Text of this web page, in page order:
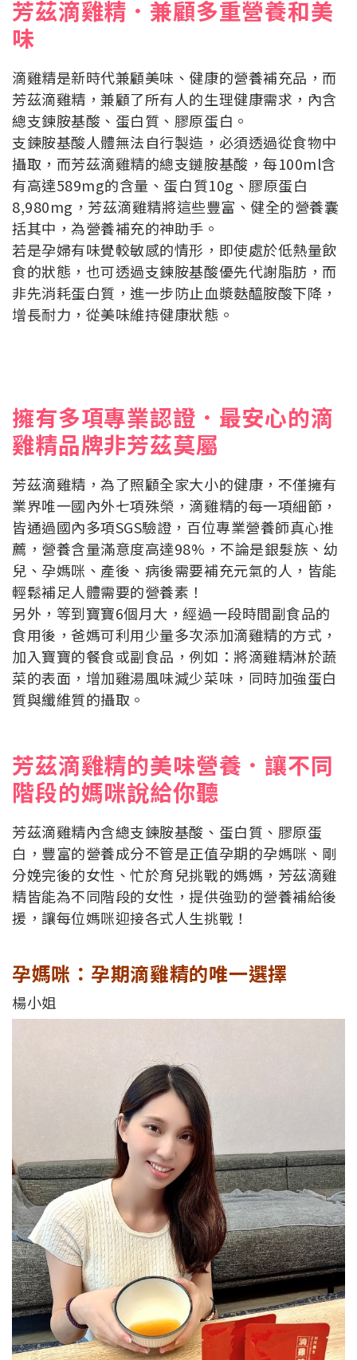
芳茲滴雞精．兼顧多重營養和美
味
滴雞精是新時代兼顧美味、健康的營養補充品，而
芳茲滴雞精，兼顧了所有人的生理健康需求，內含
總支鍊胺基酸、蛋白質、膠原蛋白。
支鍊胺基酸人體無法自行製造，必須透過從食物中
攝取，而芳茲滴雞精的總支鏈胺基酸，每100ml含
有高達589mg的含量、蛋白質10g、膠原蛋白
8,980mg，芳茲滴雞精將這些豐富、健全的營養囊
括其中，為營養補充的神助手。
若是孕婦有味覺較敏感的情形，即使處於低熱量飲
食的狀態，也可透過支鍊胺基酸優先代謝脂肪，而
非先消耗蛋白質，進一步防止血漿麩醯胺酸下降，
增長耐力，從美味維持健康狀態。
擁有多項專業認證．最安心的滴
雞精品牌非芳茲莫屬
芳茲滴雞精，為了照顧全家大小的健康，不僅擁有
業界唯一國內外七項殊榮，滴雞精的每一項細節，
皆通過國內多項SGS驗證，百位專業營養師真心推
薦，營養含量滿意度高達98%，不論是銀髮族、幼
兒、孕媽咪、產後、病後需要補充元氣的人，皆能
輕鬆補足人體需要的營養素！
另外，等到寶寶6個月大，經過一段時間副食品的
食用後，爸媽可利用少量多次添加滴雞精的方式，
加入寶寶的餐食或副食品，例如：將滴雞精淋於蔬
菜的表面，增加雞湯風味減少菜味，同時加強蛋白
質與纖維質的攝取。
芳茲滴雞精的美味營養．讓不同
階段的媽咪說給你聽
芳茲滴雞精內含總支鍊胺基酸、蛋白質、膠原蛋
白，豐富的營養成分不管是正值孕期的孕媽咪、剛
分娩完後的女性、忙於育兒挑戰的媽媽，芳茲滴雞
精皆能為不同階段的女性，提供強勁的營養補給後
援，讓每位媽咪迎接各式人生挑戰！
孕媽咪：孕期滴雞精的唯一選擇
楊小姐